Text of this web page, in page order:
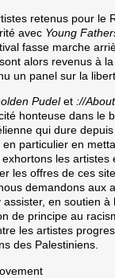
retenus pour le
avec Young
fasse marche
alors revenus à
un panel sur la
Pudelet ://
honteuse dans le
qui dure
en particulier en
les artistes
les offres de ces
demandons aux
assister, en soutien
de principe au
les artistes
des Palestiniens.